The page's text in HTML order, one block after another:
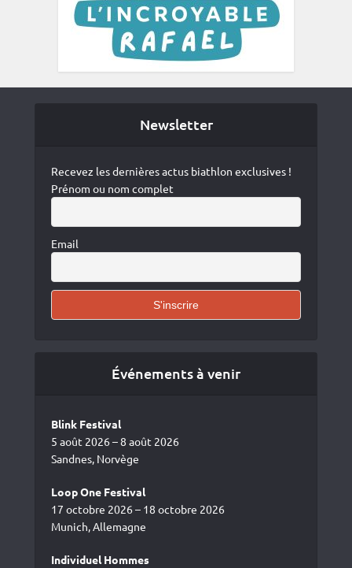
Newsletter
Recevez les dernières actus biathlon exclusives !
Prénom ou nom complet
Email
Événements à venir
Blink Festival
5 août 2026 – 8 août 2026
Sandnes, Norvège
Loop One Festival
17 octobre 2026 – 18 octobre 2026
Munich, Allemagne
Individuel Hommes